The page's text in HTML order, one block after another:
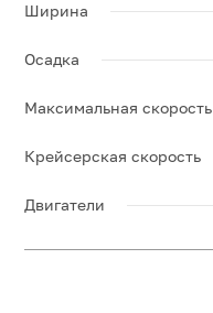
Ширина
Осадка
Максимальная скорость
Крейсерская скорость
Двигатели